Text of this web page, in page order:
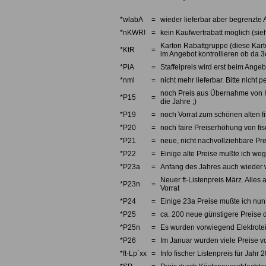
*wlabA = wieder lieferbar aber begrenzte
*nKWR!
= kein Kaufwertrabatt möglich
*KtR =
Karton Rabattgruppe (diese
im Angebot kontrollieren ob da
*PiA
= Staffelpreis wird erst beim
*nml
= nicht mehr lieferbar. Bitte nicht
*P15 = noch Preis aus Übernahme von
die Jahre ;)
*P19
= noch Vorrat zum schönen alten
*P20
= noch faire Preiserhöhung von
*P21
= neue, nicht nachvollziehbare
*P22
=
Einige alte Preise mußte ich
*P23a
= Anfang des Jahres auch
*P23n =
Neuer ft-Listenpreis März. Alles
Vorrat
*P24
=
Einige 23a Preise mußte ich
*P25
= ca. 200 neue günstigere Preise
*P25n
=
Es wurden vorwiegend
*P26
=
Im Januar wurden viele Preise
*ft-Lp´xx =
Info fischer Listenpreis für Jahr